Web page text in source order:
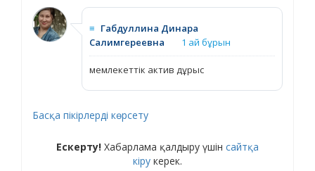
≡ Габдуллина Динара
Салимгереевна
1 ай бұрын
мемлекеттік актив дұрыс
Басқа пікірлерді көрсету
Ескерту! Хабарлама қалдыру үшін сайтқа
кіру керек.